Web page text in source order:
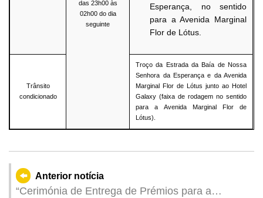
das 23h00 às
02h00 do dia
seguinte
Esperança, no sentido
para a Avenida Marginal
Flor de Lótus.
Trânsito
condicionado
Troço da Estrada da Baía de Nossa
Senhora da Esperança e da Avenida
Marginal Flor de Lótus junto ao Hotel
Galaxy (faixa de rodagem no sentido
para a Avenida Marginal Flor de
Lótus).
Anterior notícia
“Cerimónia de Entrega de Prémios para a